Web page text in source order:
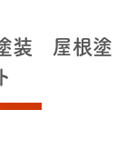
装 屋根塗